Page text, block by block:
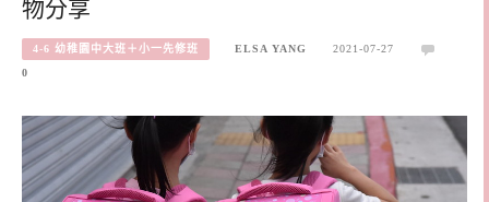
物分享
4-6 幼稚園中大班＋小一先修班 ELSA YANG
2021-07-27
0